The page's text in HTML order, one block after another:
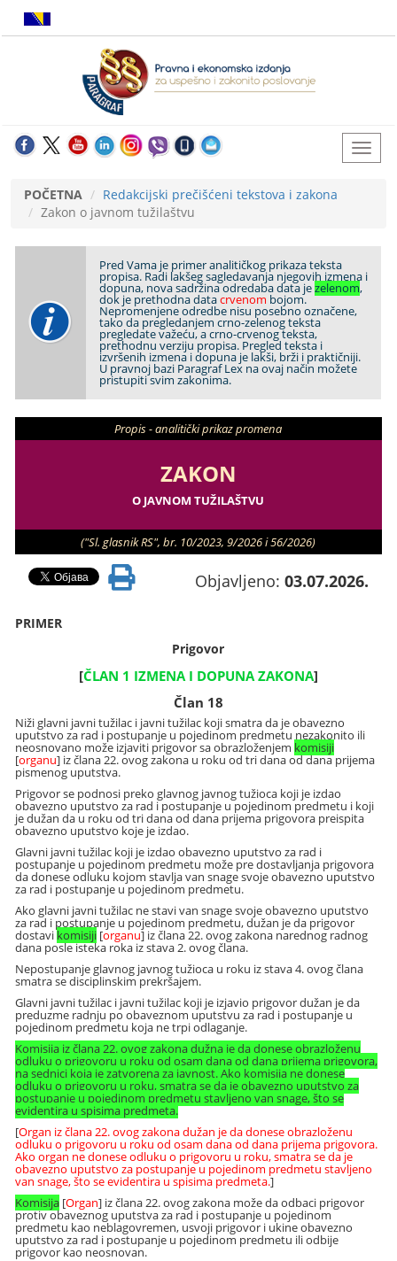
POČETNA
Redakcijski prečišćeni tekstova i zakona
Zakon o javnom tužilaštvu
Pred Vama je primer analitičkog prikaza teksta
propisa. Radi lakšeg sagledavanja njegovih izmena i
dopuna, nova sadržina odredaba data jezelenom,
dok je prethodna datacrvenom bojom.
Nepromenjene odredbe nisu posebno označene,
tako da pregledanjem crno-zelenog teksta
pregledate važeću, a crno-crvenog teksta,
prethodnu verziju propisa. Pregled teksta i
izvršenih izmena i dopuna je lakši, brži i praktičniji.
U pravnoj bazi Paragraf Lex na ovaj način možete
pristupiti svim zakonima.
Propis - analitički prikaz promena
ZAKON
O JAVNOM TUŽILAŠTVU
("Sl. glasnik RS", br. 10/2023, 9/2026 i 56/2026)
Objavljeno: 03.07.2026.
PRIMER
Prigovor
[ČLAN 1 IZMENA I DOPUNA ZAKONA]
Član 18
Niži glavni javni tužilac i javni tužilac koji smatra da je obavezno
uputstvo za rad i postupanje u pojedinom predmetu nezakonito ili
neosnovano može izjaviti prigovor sa obrazloženjem komisiji
[organu] iz člana 22. ovog zakona u roku od tri dana od dana prijema
pismenog uputstva.
Prigovor se podnosi preko glavnog javnog tužioca koji je izdao
obavezno uputstvo za rad i postupanje u pojedinom predmetu i koji
je dužan da u roku od tri dana od dana prijema prigovora preispita
obavezno uputstvo koje je izdao.
Glavni javni tužilac koji je izdao obavezno uputstvo za rad i
postupanje u pojedinom predmetu može pre dostavljanja prigovora
da donese odluku kojom stavlja van snage svoje obavezno uputstvo
za rad i postupanje u pojedinom predmetu.
Ako glavni javni tužilac ne stavi van snage svoje obavezno uputstvo
za rad i postupanje u pojedinom predmetu, dužan je da prigovor
dostavikomisiji [organu] iz člana 22. ovog zakona narednog radnog
dana posle isteka roka iz stava 2. ovog člana.
Nepostupanje glavnog javnog tužioca u roku iz stava 4. ovog člana
smatra se disciplinskim prekršajem.
Glavni javni tužilac i javni tužilac koji je izjavio prigovor dužan je da
preduzme radnju po obaveznom uputstvu za rad i postupanje u
pojedinom predmetu koja ne trpi odlaganje.
Komisija iz člana 22. ovog zakona dužna je da donese obrazloženu
odluku o prigovoru u roku od osam dana od dana prijema prigovora,
na sednici koja je zatvorena za javnost. Ako komisija ne donese
odluku o prigovoru u roku, smatra se da je obavezno uputstvo za
postupanje u pojedinom predmetu stavljeno van snage, što se
evidentira u spisima predmeta.
[Organ iz člana 22. ovog zakona dužan je da donese obrazloženu
odluku o prigovoru u roku od osam dana od dana prijema prigovora.
Ako organ ne donese odluku o prigovoru u roku, smatra se da je
obavezno uputstvo za postupanje u pojedinom predmetu stavljeno
van snage, što se evidentira u spisima predmeta.]
Komisija [Organ] iz člana 22. ovog zakona može da odbaci prigovor
protiv obaveznog uputstva za rad i postupanje u pojedinom
predmetu kao neblagovremen, usvoji prigovor i ukine obavezno
uputstvo za rad i postupanje u pojedinom predmetu ili odbije
prigovor kao neosnovan.